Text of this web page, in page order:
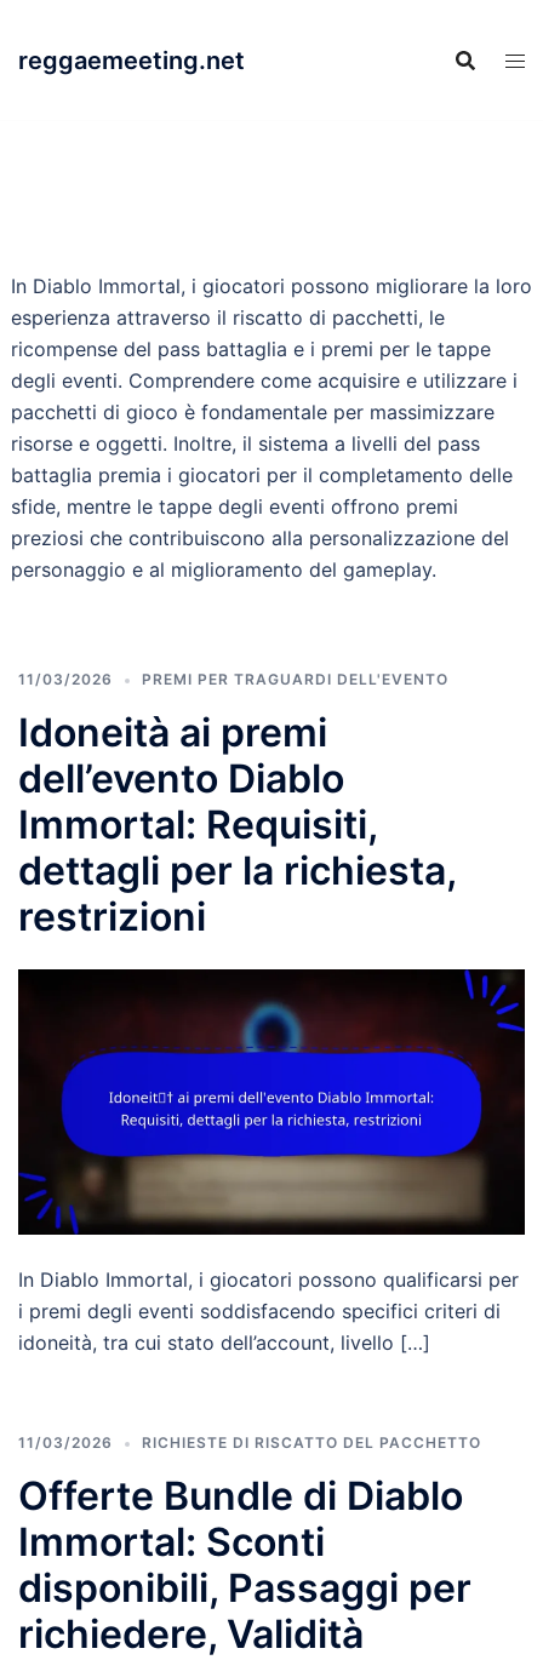
content
reggaemeeting.net
In Diablo Immortal, i giocatori possono migliorare la loro
esperienza attraverso il riscatto di pacchetti, le
ricompense del pass battaglia e i premi per le tappe
degli eventi. Comprendere come acquisire e utilizzare i
pacchetti di gioco è fondamentale per massimizzare
risorse e oggetti. Inoltre, il sistema a livelli del pass
battaglia premia i giocatori per il completamento delle
sfide, mentre le tappe degli eventi offrono premi
preziosi che contribuiscono alla personalizzazione del
personaggio e al miglioramento del gameplay.
11/03/2026 PREMI PER TRAGUARDI DELL'EVENTO
Idoneità ai premi
dell’evento Diablo
Immortal: Requisiti,
dettagli per la richiesta,
restrizioni
In Diablo Immortal, i giocatori possono qualificarsi per
i premi degli eventi soddisfacendo specifici criteri di
idoneità, tra cui stato dell’account, livello […]
11/03/2026 RICHIESTE DI RISCATTO DEL PACCHETTO
Offerte Bundle di Diablo
Immortal: Sconti
disponibili, Passaggi per
richiedere, Validità